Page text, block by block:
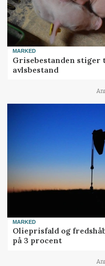
MARKED
Grisebestanden stiger
avlsbestand
MARKED
Olieprisfald og
på 3 procent